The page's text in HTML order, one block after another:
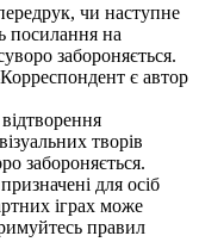
чи наступне
посилання на
забороняється.
є автор
творів
забороняється.
для осіб
іграх може
правил